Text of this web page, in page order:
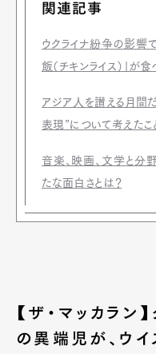
Art&Design
関連記事
ウクライナ紛争の影響
飯（チキンライス）」が
アジア人を讃える月間
表現”について考えたこ
音楽、映画、文学と分
たな面白さとは？
【ザ・マッカラン
の異端児が、ウ